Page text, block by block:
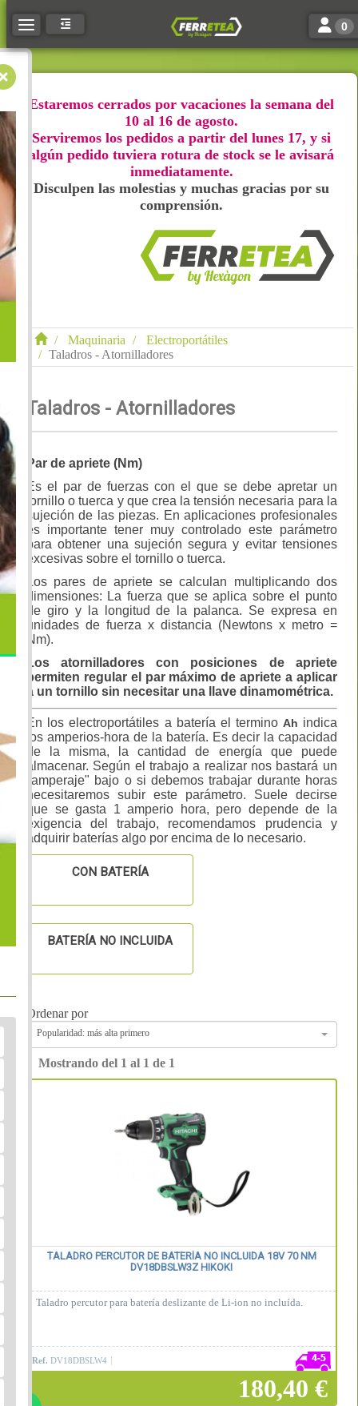
Toggle navigation Toggle
0
Estaremos cerrados por vacaciones la semana del
10 al 16 de agosto.
Serviremos los pedidos a partir del lunes 17, y si
algún pedido tuviera rotura de stock se le avisará
inmediatamente.
Disculpen las molestias y muchas gracias por su
comprensión.
Maquinaria
Electroportátiles
Taladros - Atornilladores
Taladros - Atornilladores
Par de apriete (Nm)
Es el par de fuerzas con el que se debe apretar un
tornillo o tuerca y que crea la tensión necesaria para la
sujeción de las piezas. En aplicaciones profesionales
es importante tener muy controlado este parámetro
para obtener una sujeción segura y evitar tensiones
excesivas sobre el tornillo o tuerca.
Los pares de apriete se calculan multiplicando dos
dimensiones: La fuerza que se aplica sobre el punto
de giro y la longitud de la palanca. Se expresa en
unidades de fuerza x distancia (Newtons x metro =
Nm).
Los atornilladores con posiciones de apriete
permiten regular el par máximo de apriete a aplicar
a un tornillo sin necesitar una llave dinamométrica.
En los electroportátiles a batería el termino Ah indica
los amperios-hora de la batería. Es decir la capacidad
de la misma, la cantidad de energía que puede
almacenar. Según el trabajo a realizar nos bastará un
"amperaje" bajo o si debemos trabajar durante horas
necesitaremos subir este parámetro. Suele decirse
que se gasta 1 amperio hora, pero depende de la
exigencia del trabajo, recomendamos prudencia y
adquirir baterías algo por encima de lo necesario.
CON BATERÍA
BATERÍA NO INCLUIDA
Ordenar por
Popularidad: más alta primero
Mostrando del 1 al 1 de 1
TALADRO PERCUTOR DE BATERÍA NO INCLUIDA 18V 70 NM
DV18DBSLW3Z HIKOKI
Taladro percutor para batería deslizante de Li-ion no incluída.
Ref. DV18DBSLW4
180,40 €